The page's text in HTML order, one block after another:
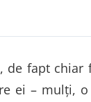
de fapt
ei – mulţi,